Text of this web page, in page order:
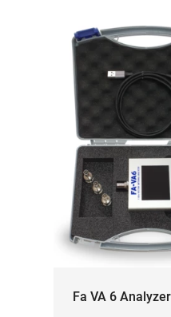
Fa VA 6